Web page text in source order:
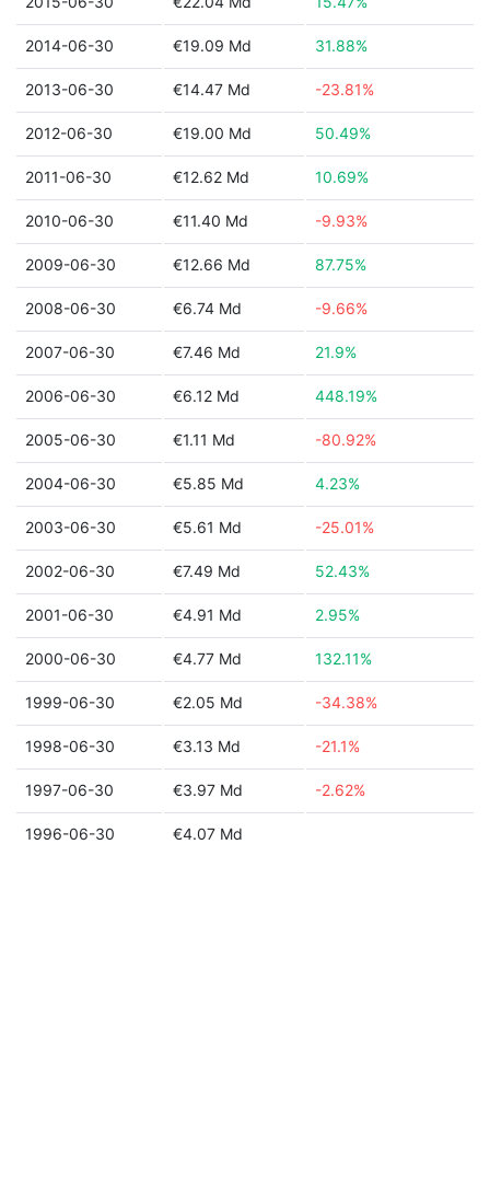
2014-06-30 €19.09 Md 31.88%
2013-06-30 €14.47 Md -23.81%
2012-06-30 €19.00 Md 50.49%
2011-06-30 €12.62 Md 10.69%
2010-06-30 €11.40 Md -9.93%
2009-06-30 €12.66 Md 87.75%
2008-06-30 €6.74 Md -9.66%
2007-06-30 €7.46 Md 21.9%
2006-06-30 €6.12 Md 448.19%
2005-06-30 €1.11 Md -80.92%
2004-06-30 €5.85 Md 4.23%
2003-06-30 €5.61 Md -25.01%
2002-06-30 €7.49 Md 52.43%
2001-06-30 €4.91 Md 2.95%
2000-06-30 €4.77 Md 132.11%
1999-06-30 €2.05 Md -34.38%
1998-06-30 €3.13 Md -21.1%
1997-06-30 €3.97 Md -2.62%
1996-06-30 €4.07 Md